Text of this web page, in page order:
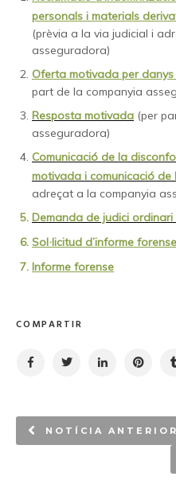
personals i materials
(prèvia a la via judicial i
asseguradora)
Oferta motivada per
part de la companyia
Resposta motivada (per
asseguradora)
Comunicació de la
motivada i comunicació de
adreçat a la companyia
Demanda de judici
Sol·licitud d’informe forense
Informe forense
COMPARTIR
NOTÍCIA ANTERIOR